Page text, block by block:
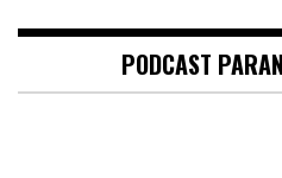
PODCAST